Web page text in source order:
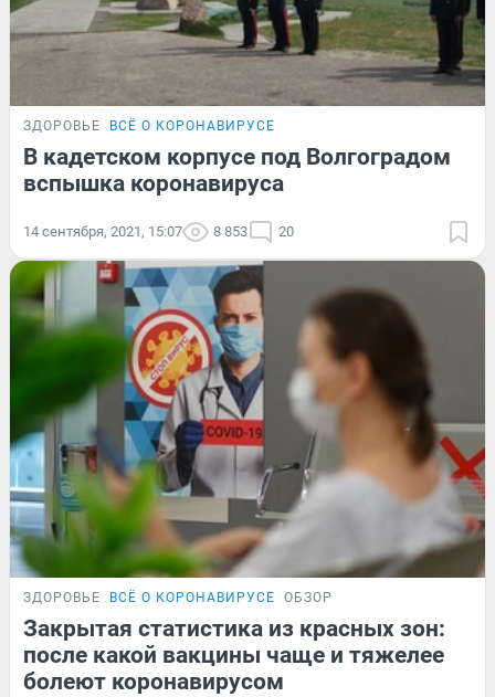
ЗДОРОВЬЕ ВСЁ О КОРОНАВИРУСЕ
В кадетском корпусе под Волгоградом
вспышка коронавируса
14 сентября, 2021, 15:07 8 853 20
ЗДОРОВЬЕ ВСЁ О КОРОНАВИРУСЕ ОБЗОР
Закрытая статистика из красных зон:
после какой вакцины чаще и тяжелее
болеют коронавирусом